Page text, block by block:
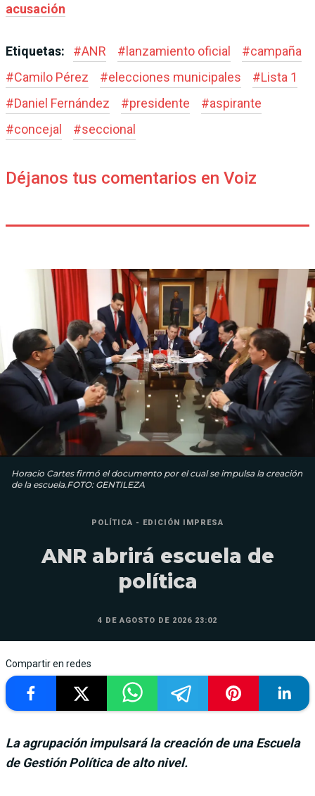
acusación
Etiquetas: #ANR #lanzamiento oficial #campaña
#Camilo Pérez #elecciones municipales #Lista 1
#Daniel Fernández #presidente #aspirante
#concejal #seccional
Déjanos tus comentarios en Voiz
Horacio Cartes firmó el documento por el cual se impulsa la creación
de la escuela.FOTO: GENTILEZA
POLÍTICA - EDICIÓN IMPRESA
ANR abrirá escuela de
política
4 DE AGOSTO DE 2026 23:02
Compartir en redes
La agrupación impulsará la creación de una Escuela
de Gestión Política de alto nivel.